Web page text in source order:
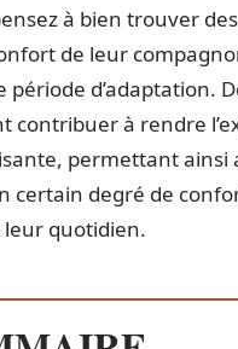
à bien trouver
de leur
période d’adaptation.
contribuer à rendre
permettant ainsi
certain degré de
quotidien.